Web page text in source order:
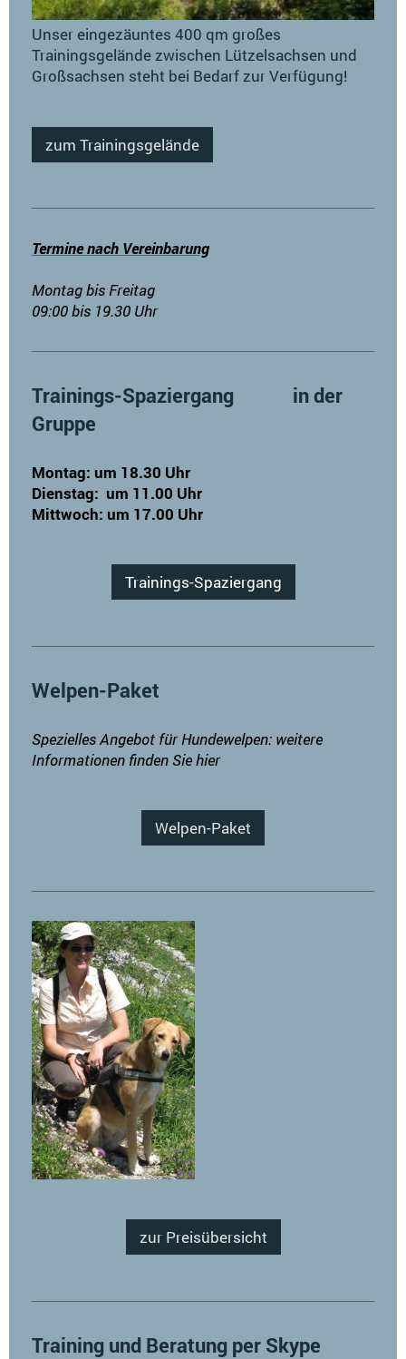
Unser eingezäuntes 400 qm großes
Trainingsgelände zwischen Lützelsachsen und
Großsachsen steht bei Bedarf zur Verfügung!
zum Trainingsgelände
Termine nach Vereinbarung
Montag bis Freitag
09:00 bis 19.30 Uhr
Trainings-Spaziergang in der
Gruppe
Montag: um 18.30 Uhr
Dienstag: um 11.00 Uhr
Mittwoch: um 17.00 Uhr
Trainings-Spaziergang
Welpen-Paket
Spezielles Angebot für Hundewelpen: weitere
Informationen finden Sie hier
Welpen-Paket
zur Preisübersicht
Training und Beratung per Skype